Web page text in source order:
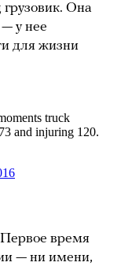
Она
— у нее
для жизни
Первое время
— ни имени,